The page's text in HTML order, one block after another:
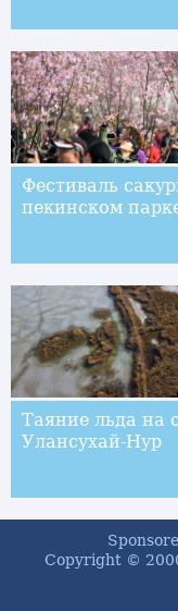
Фестиваль
пекинском
Таяние льда на
Улансухай-Нур
Copyright ©